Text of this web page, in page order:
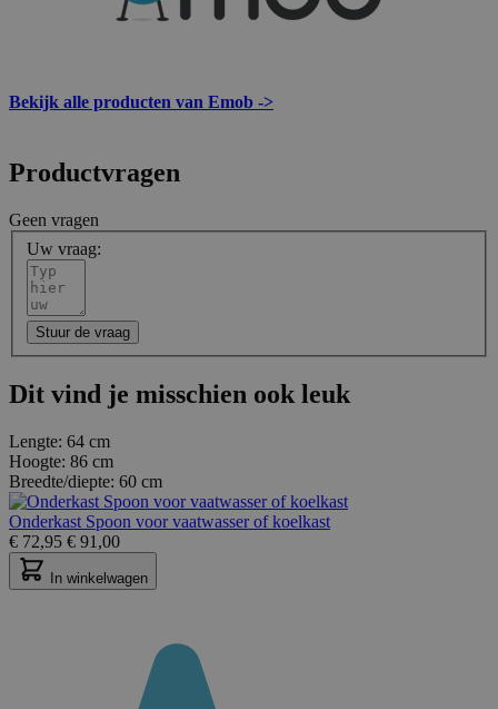
Bekijk alle producten van Emob ->
Productvragen
Geen vragen
Uw vraag:
Stuur de vraag
Dit vind je misschien ook leuk
Lengte: 64 cm
Hoogte: 86 cm
Breedte/diepte: 60 cm
Onderkast Spoon voor vaatwasser of koelkast
€ 72,95 € 91,00
In winkelwagen